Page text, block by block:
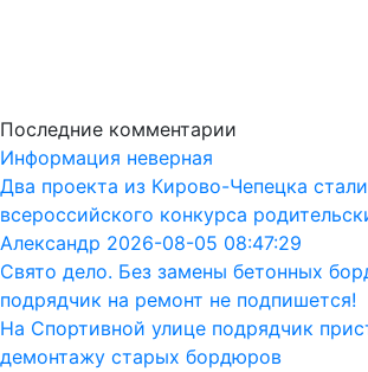
Последние комментарии
Информация неверная
Два проекта из Кирово-Чепецка
всероссийского конкурса
Александр 2026-08-05 08:47:29
Свято дело. Без замены бетонных
подрядчик на ремонт не подпишется!
На Спортивной улице подрядчик
демонтажу старых бордюров